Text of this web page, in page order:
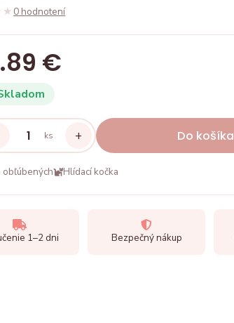
0 hodnotení
€
ks + Do košíka
obľúbených Hlídací kočka
1–2 dni Bezpečný nákup